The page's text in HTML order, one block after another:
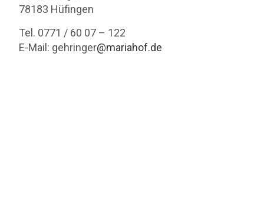
78183 Hüfingen
Tel. 0771 / 60 07 – 122
E-Mail: gehringer@mariahof.de